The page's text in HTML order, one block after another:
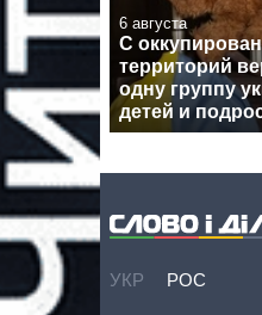
6 августа
С
территорий
одну группу
детей и
УКР РОС